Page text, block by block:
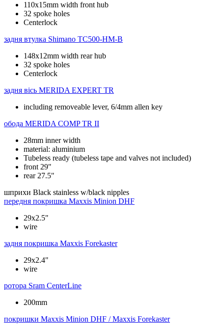
110x15mm width front hub
32 spoke holes
Centerlock
задня втулка Shimano TC500-HM-B
148x12mm width rear hub
32 spoke holes
Centerlock
задня вісь MERIDA EXPERT TR
including removeable lever, 6/4mm allen key
обода MERIDA COMP TR II
28mm inner width
material: aluminium
Tubeless ready (tubeless tape and valves not included)
front 29"
rear 27.5"
шприхи Black stainless w/black nipples
передня покришка Maxxis Minion DHF
29x2.5"
wire
задня покришка Maxxis Forekaster
29x2.4"
wire
ротора Sram CenterLine
200mm
покришки Maxxis Minion DHF / Maxxis Forekaster